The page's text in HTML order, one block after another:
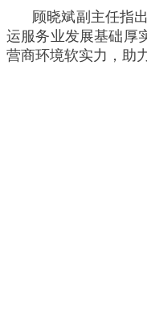
顾晓斌副主任指
运服务业发展基础厚
营商环境软实力，助